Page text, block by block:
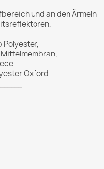
und an den Ärmeln
Polyester,
Oxford